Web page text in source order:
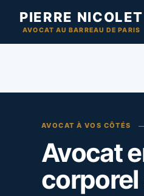
PIERRE NICOLET
AVOCAT AU BARREAU DE PARIS
AVOCAT À VOS CÔTÉS
Avocat
corporel